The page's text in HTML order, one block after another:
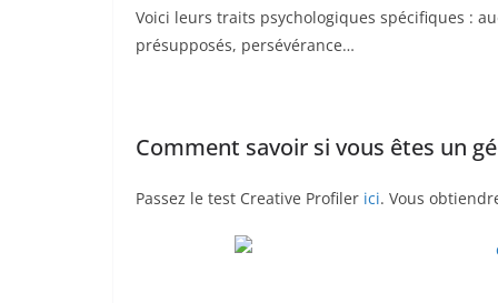
Voici leurs traits psychologiques spécifiques :
présupposés, persévérance…
Comment savoir si vous êtes un
Passez le test Creative Profiler ici. Vous